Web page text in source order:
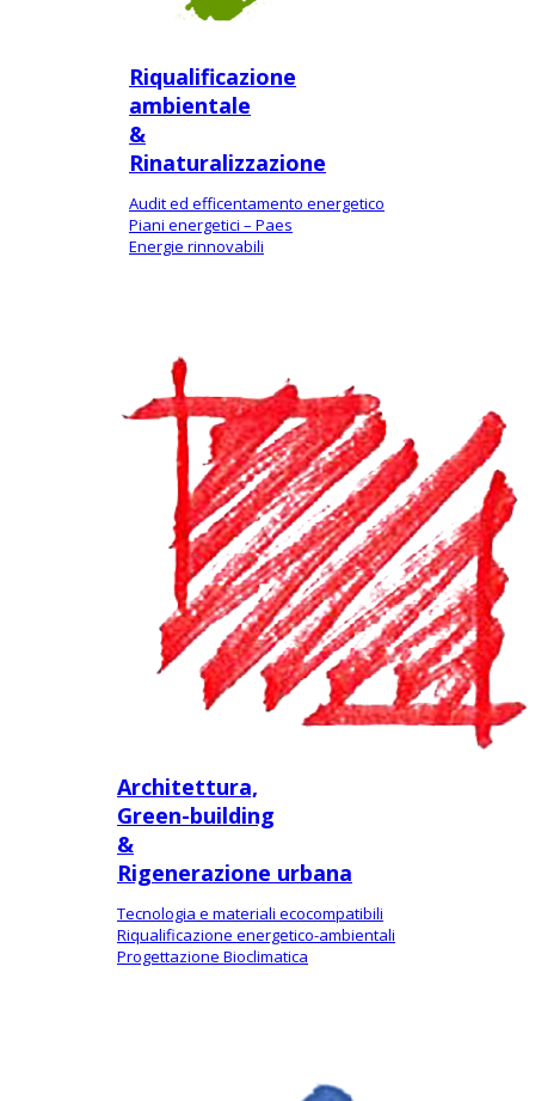
Riqualificazione
ambientale
&
Rinaturalizzazione
Audit ed efficentamento energetico
Piani energetici – Paes
Energie rinnovabili
Architettura,
Green-building
&
Rigenerazione urbana
Tecnologia e materiali ecocompatibili
Riqualificazione energetico-ambientali
Progettazione Bioclimatica